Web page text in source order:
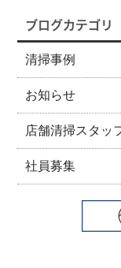
ブログカテゴリ
清掃事例
お知らせ
店舗清掃スタッ
社員募集